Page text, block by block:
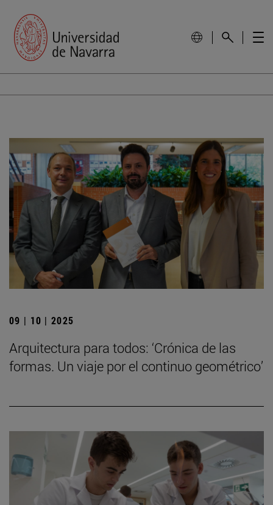
09 | 10 | 2025
Arquitectura para todos: ‘Crónica de las
formas. Un viaje por el continuo geométrico’